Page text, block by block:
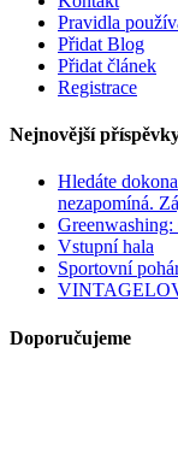
Pravidla
Přidat Blog
Přidat článek
Registrace
Nejnovější
Hledáte
nezapomíná.
Vstupní hala
Sportovní
Doporučujeme